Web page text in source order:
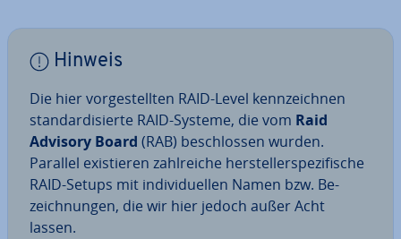
Hinweis
Die hier vor­ge­stell­ten RAID-Level kenn­zeich­nen
stan­dar­di­sier­te RAID-Systeme, die vom Raid
Advisory Board (RAB) be­schlos­sen wurden.
Parallel exis­tie­ren zahl­rei­che her­stel­ler­spe­zi­fi­sche
RAID-Setups mit in­di­vi­du­el­len Namen bzw. Be­
zeich­nun­gen, die wir hier jedoch außer Acht
lassen.